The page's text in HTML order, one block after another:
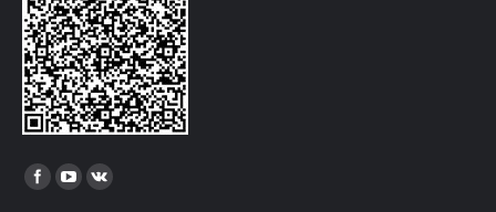
Найдите нас: